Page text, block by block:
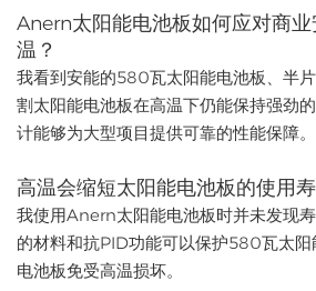
Anern太阳能电池板如何应对商
温？
我看到安能的580瓦太阳能电池板、半
割太阳能电池板在高温下仍能保持强劲
计能够为大型项目提供可靠的性能保障。
高温会缩短太阳能电池板的使用
我使用Anern太阳能电池板时并未发现
的材料和抗PID功能可以保护580瓦太
电池板免受高温损坏。